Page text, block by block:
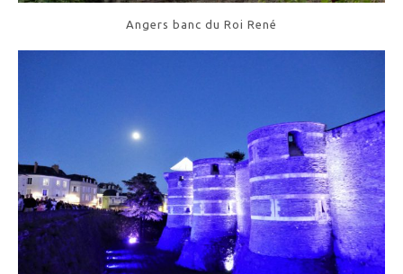
Angers banc du Roi René